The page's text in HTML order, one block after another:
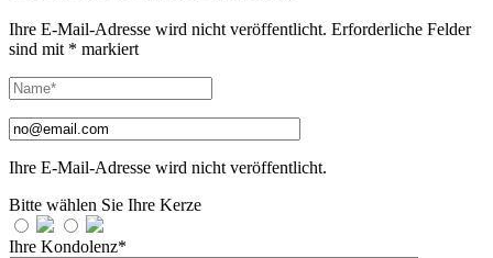
Ihre E-Mail-Adresse wird nicht veröffentlicht. Erforderliche Felder
sind mit * markiert
Ihre E-Mail-Adresse wird nicht veröffentlicht.
Bitte wählen Sie Ihre Kerze
Ihre Kondolenz*